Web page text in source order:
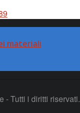
materiali
- Tutti i diritti riservati.